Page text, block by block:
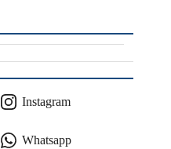
Instagram
Whatsapp